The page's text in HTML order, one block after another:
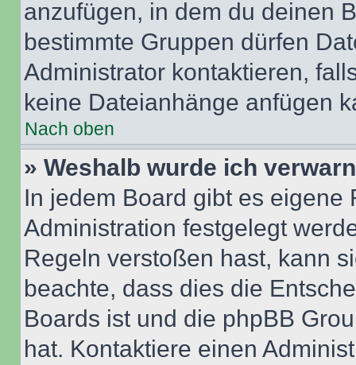
anzufügen, in dem du deinen
bestimmte Gruppen dürfen
Administrator kontaktieren,
keine Dateianhänge anfügen
Nach oben
» Weshalb wurde ich
In jedem Board gibt es
Administration festgelegt
Regeln verstoßen hast, kann
beachte, dass dies die
Boards ist und die phpBB
hat. Kontaktiere einen